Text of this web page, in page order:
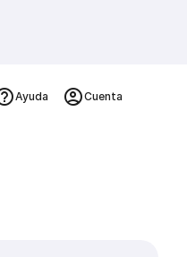
Ayuda Cuenta